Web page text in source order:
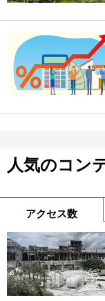
人気のコン
アクセス数